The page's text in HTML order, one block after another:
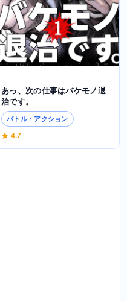
あっ、次の仕事はバケモノ退
治です。
バトル・アクション
★ 4.7